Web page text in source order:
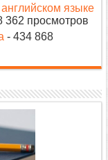
языке
362 просмотров
- 434 868